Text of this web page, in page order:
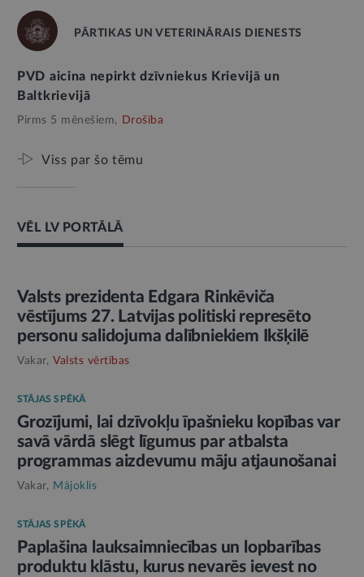
PĀRTIKAS UN VETERINĀRAIS DIENESTS
PVD aicina nepirkt dzīvniekus Krievijā un
Baltkrievijā
Pirms 5 mēnešiem, Drošība
Viss par šo tēmu
VĒL LV PORTĀLĀ
AMATPERSONAS RUNA
Valsts prezidenta Edgara Rinkēviča
vēstījums 27. Latvijas politiski represēto
personu salidojuma dalībniekiem Ikšķilē
Vakar, Valsts vērtības
STĀJAS SPĒKĀ
Grozījumi, lai dzīvokļu īpašnieku kopības var
savā vārdā slēgt līgumus par atbalsta
programmas aizdevumu māju atjaunošanai
Vakar, Mājoklis
STĀJAS SPĒKĀ
Paplašina lauksaimniecības un lopbarības
produktu klāstu, kurus nevarēs ievest no